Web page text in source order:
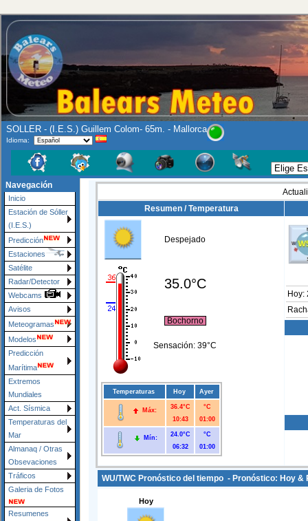
SOLLER - (I.E.S.) Guillem Colom- 65m. - Mallorca
Idioma:
Navegación
Inicio
Estación de Sóller
(I.E.S.)
Predicción
Estaciones
Satélite
Radar/Detector
Webcams
Avisos
Meteogramas
Modelos
Predicción
Marítima
Extremos
Mundiales
Act. Sísmica
Temperaturas del
Mar
Almanaq / Otras
Obsevaciones
Tráficos
Galeria de Fotos
Resumenes
Resumen / Temperatura
Despejado
35.0°C
Bochorno
Sensación: 39°C
Temperaturas Hoy Ayer
Máx:
36.4°C
10:43
°C
01:00
Mín:
24.0°C
06:32
°C
01:00
Hoy:
WU/TWC Pronóstico del tiempo - Pronóstico: Hoy &
Hoy